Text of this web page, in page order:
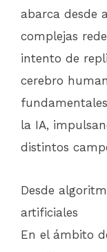
abarca desde
complejas
intento de
cerebro
la IA,
distintos
Desde
artificiales
En el ámbito